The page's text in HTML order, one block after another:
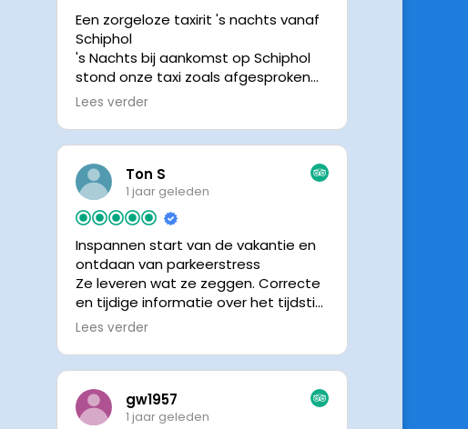
Een zorgeloze taxirit 's nachts vanaf
Schiphol
's Nachts bij aankomst op Schiphol
stond onze taxi zoals afgesproken
keurig te wachten. Dankzij de goede
chauffeur wisten we precies waar de
chauffeur, met een prachtige auto
was het een comfortabele rit. Graag
tot de volgende de keer.
Lees verder
Ton S
1 jaar geleden
Inspannen start van de vakantie en
ontdaan van parkeerstress
Ze leveren wat ze zeggen. Correcte
en tijdige informatie over het tijdstip
van ophalen. Voldeed ook nu weer
Lees verder
gw1957
1 jaar geleden